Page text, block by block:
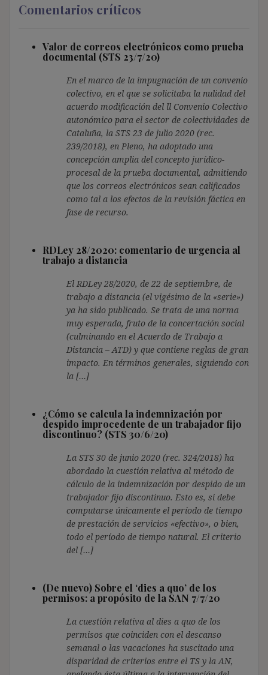
Comentarios críticos
Valor de correos electrónicos como prueba
documental (STS 23/7/20)
En el marco de la impugnación de un convenio
colectivo, en el que se solicitaba la nulidad del
acuerdo modificación del ll Convenio Colectivo
autonómico para el sector de colectividades de
Cataluña, la STS 23 de julio 2020 (rec.
239/2018), en Pleno, ha adoptado una
concepción amplia del concepto jurídico-
procesal de la prueba documental, admitiendo
que los correos electrónicos sean calificados
como tal a los efectos de la revisión fáctica en
fase de recurso.
RDLey 28/2020: comentario de urgencia al
trabajo a distancia
El RDLey 28/2020, de 22 de septiembre, de
trabajo a distancia (el vigésimo de la «serie»)
ya ha sido publicado. Se trata de una norma
muy esperada, fruto de la concertación social
(culminando en el Acuerdo de Trabajo a
Distancia – ATD) y que contiene reglas de gran
impacto. En términos generales, siguiendo con
la […]
¿Cómo se calcula la indemnización por
despido improcedente de un trabajador fijo
discontinuo? (STS 30/6/20)
La STS 30 de junio 2020 (rec. 324/2018) ha
abordado la cuestión relativa al método de
cálculo de la indemnización por despido de un
trabajador fijo discontinuo. Esto es, si debe
computarse únicamente el período de tiempo
de prestación de servicios «efectivo», o bien,
todo el período de tiempo natural. El criterio
del […]
(De nuevo) Sobre el ‘dies a quo’ de los
permisos: a propósito de la SAN 7/7/20
La cuestión relativa al dies a quo de los
permisos que coinciden con el descanso
semanal o las vacaciones ha suscitado una
disparidad de criterios entre el TS y la AN,